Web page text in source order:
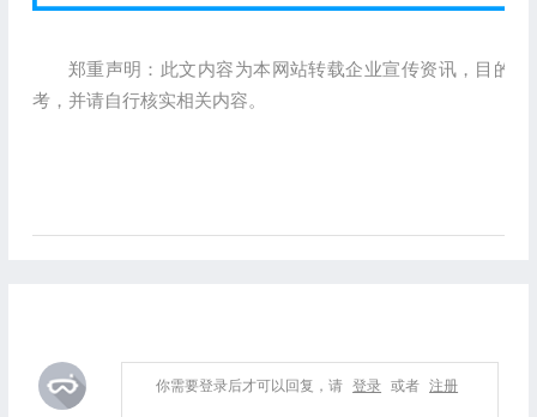
郑重声明：此文内容为本网站转载企业宣传资讯，目的
考，并请自行核实相关内容。
你需要登录后才可以回复，请 登录 或者 注册